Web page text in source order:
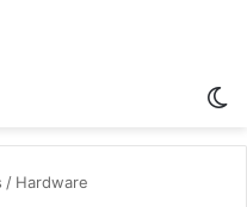
/ Hardware